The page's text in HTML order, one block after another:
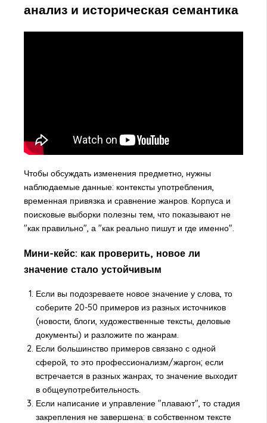
анализ и историческая семантика
Чтобы обсуждать изменения предметно, нужны
наблюдаемые данные: контексты употребления,
временная привязка и сравнение жанров. Корпуса и
поисковые выборки полезны тем, что показывают не
"как правильно", а "как реально пишут и где именно".
Мини-кейс: как проверить, новое ли
значение стало устойчивым
Если вы подозреваете новое значение у слова, то
соберите 20-50 примеров из разных источников
(новости, блоги, художественные тексты, деловые
документы) и разложите по жанрам.
Если большинство примеров связано с одной
сферой, то это профессионализм/жаргон; если
встречается в разных жанрах, то значение выходит
в общеупотребительность.
Если написание и управление "плавают", то стадия
закрепления не завершена: в собственном тексте